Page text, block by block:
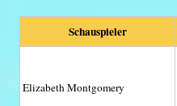
Schauspieler
Elizabeth Montgomery